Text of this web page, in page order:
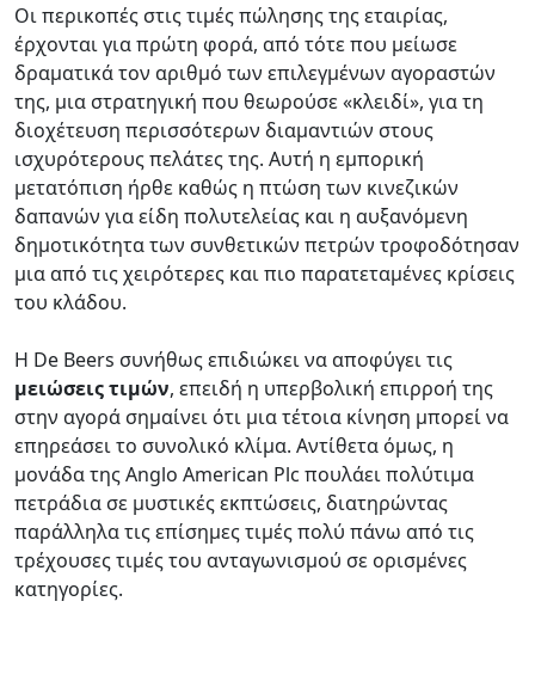
Οι περικοπές στις τιμές πώλησης της εταιρίας,
έρχονται για πρώτη φορά, από τότε που μείωσε
δραματικά τον αριθμό των επιλεγμένων αγοραστών
της, μια στρατηγική που θεωρούσε «κλειδί», για τη
διοχέτευση περισσότερων διαμαντιών στους
ισχυρότερους πελάτες της. Αυτή η εμπορική
μετατόπιση ήρθε καθώς η πτώση των κινεζικών
δαπανών για είδη πολυτελείας και η αυξανόμενη
δημοτικότητα των συνθετικών πετρών τροφοδότησαν
μια από τις χειρότερες και πιο παρατεταμένες κρίσεις
του κλάδου.
Η De Beers συνήθως επιδιώκει να αποφύγει τις
μειώσεις τιμών, επειδή η υπερβολική επιρροή της
στην αγορά σημαίνει ότι μια τέτοια κίνηση μπορεί να
επηρεάσει το συνολικό κλίμα. Αντίθετα όμως, η
μονάδα της Anglo American Plc πουλάει πολύτιμα
πετράδια σε μυστικές εκπτώσεις, διατηρώντας
παράλληλα τις επίσημες τιμές πολύ πάνω από τις
τρέχουσες τιμές του ανταγωνισμού σε ορισμένες
κατηγορίες.